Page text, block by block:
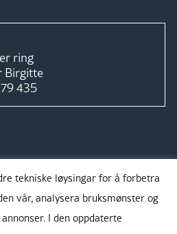
ring
Birgitte
435
tekniske løysingar for å forbetra
vår, analysera bruksmønster og
I den oppdaterte